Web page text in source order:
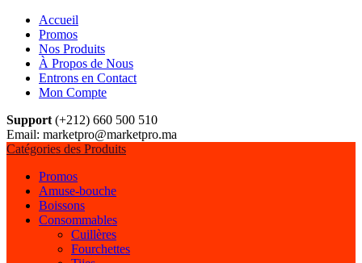
Accueil
Promos
Nos Produits
À Propos de Nous
Entrons en Contact
Mon Compte
Support (+212) 660 500 510
Email: marketpro@marketpro.ma
Catégories des Produits
Promos
Amuse-bouche
Boissons
Consommables
Cuillères
Fourchettes